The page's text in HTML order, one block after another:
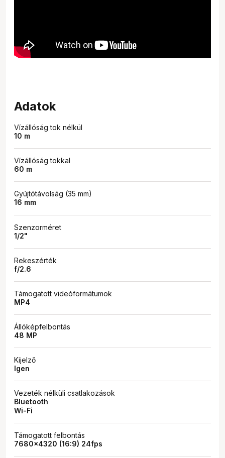
Adatok
Vízállóság tok nélkül
10 m
Vízállóság tokkal
60 m
Gyújtótávolság (35 mm)
16 mm
Szenzorméret
1/2"
Rekeszérték
f/2.6
Támogatott videóformátumok
MP4
Állóképfelbontás
48 MP
Kijelző
Igen
Vezeték nélküli csatlakozások
Bluetooth
Wi-Fi
Támogatott felbontás
7680x4320 (16:9) 24fps